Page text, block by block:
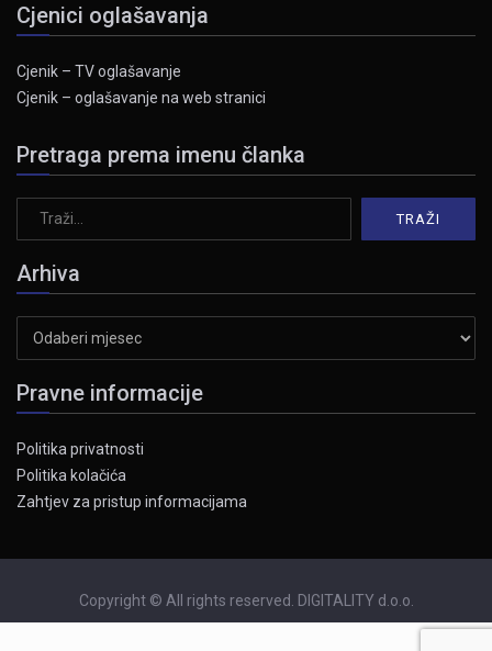
Cjenici oglašavanja
Cjenik – TV oglašavanje
Cjenik – oglašavanje na web stranici
Pretraga prema imenu članka
Arhiva
Pravne informacije
Politika privatnosti
Politika kolačića
Zahtjev za pristup informacijama
Copyright © All rights reserved. DIGITALITY d.o.o.